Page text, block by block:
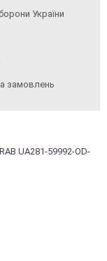
України
замовлень